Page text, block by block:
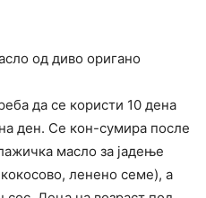
од диво оригано
да се користи 10 дена
ден. Се кон-сумира после
масло за јадење
ленено семе), а